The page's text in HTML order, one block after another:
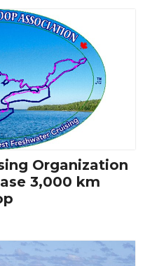
Organization
3,000 km